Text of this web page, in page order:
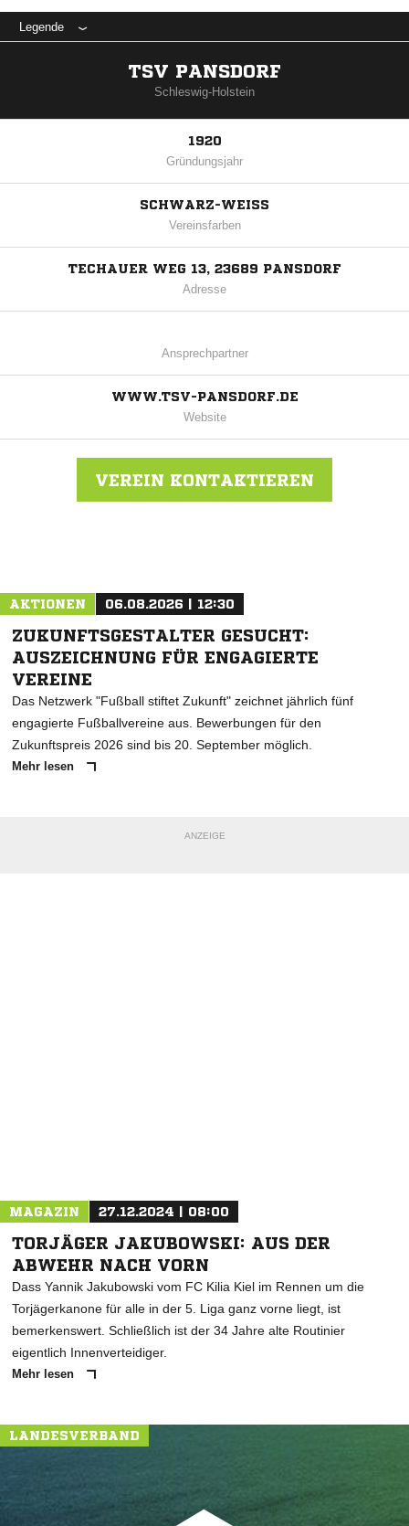
Legende
TSV PANSDORF
Schleswig-Holstein
1920
Gründungsjahr
SCHWARZ-WEISS
Vereinsfarben
TECHAUER WEG 13, 23689 PANSDORF
Adresse
Ansprechpartner
WWW.TSV-PANSDORF.DE
Website
VEREIN KONTAKTIEREN
AKTIONEN 06.08.2026 | 12:30
ZUKUNFTSGESTALTER GESUCHT:
AUSZEICHNUNG FÜR ENGAGIERTE
VEREINE
Das Netzwerk "Fußball stiftet Zukunft" zeichnet jährlich fünf
engagierte Fußballvereine aus. Bewerbungen für den
Zukunftspreis 2026 sind bis 20. September möglich.
Mehr lesen
ANZEIGE
MAGAZIN 27.12.2024 | 08:00
TORJÄGER JAKUBOWSKI: AUS DER
ABWEHR NACH VORN
Dass Yannik Jakubowski vom FC Kilia Kiel im Rennen um die
Torjägerkanone für alle in der 5. Liga ganz vorne liegt, ist
bemerkenswert. Schließlich ist der 34 Jahre alte Routinier
eigentlich Innenverteidiger.
Mehr lesen
LANDESVERBAND